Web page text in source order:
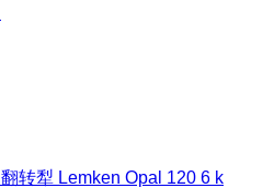
翻转犁 Lemken Opal 120 6 k